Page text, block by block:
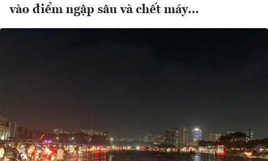
vào điểm ngập sâu và chết máy…